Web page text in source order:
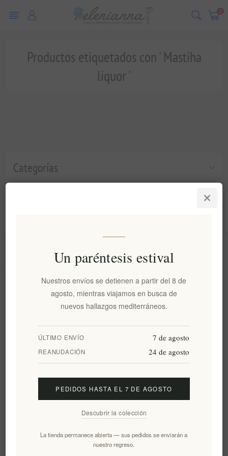
0
Categorías
Productos etiquetados con ' Mastiha
liquor '
Información
Mi cuenta
Suscribirse Desuscribirse
Un paréntesis estival
Nuestros envíos se detienen a partir del 8 de
agosto, mientras viajamos en busca de
nuevos hallazgos mediterráneos.
ÚLTIMO ENVÍO 7 de agosto
REANUDACIÓN 24 de agosto
PEDIDOS HASTA EL 7 DE AGOSTO
Descubrir la colección
La tienda permanece abierta — sus pedidos se enviarán a
nuestro regreso.